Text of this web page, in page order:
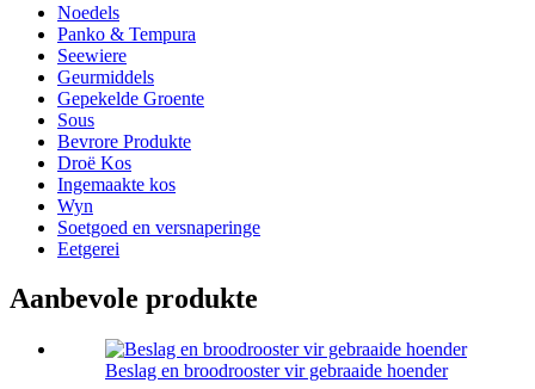
Noedels
Panko & Tempura
Seewiere
Geurmiddels
Gepekelde Groente
Sous
Bevrore Produkte
Droë Kos
Ingemaakte kos
Wyn
Soetgoed en versnaperinge
Eetgerei
Aanbevole produkte
Beslag en broodrooster vir gebraaide hoender